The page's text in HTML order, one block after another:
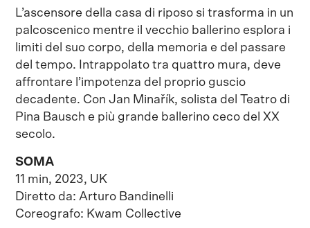
L’ascensore della casa di riposo si trasforma in un
palcoscenico mentre il vecchio ballerino esplora i
limiti del suo corpo, della memoria e del passare
del tempo. Intrappolato tra quattro mura, deve
affrontare l’impotenza del proprio guscio
decadente. Con Jan Minařík, solista del Teatro di
Pina Bausch e più grande ballerino ceco del XX
secolo.
SOMA
11 min, 2023, UK
Diretto da: Arturo Bandinelli
Coreografo: Kwam Collective